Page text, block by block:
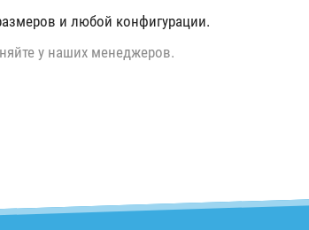
и любой конфигурации.
у наших менеджеров.